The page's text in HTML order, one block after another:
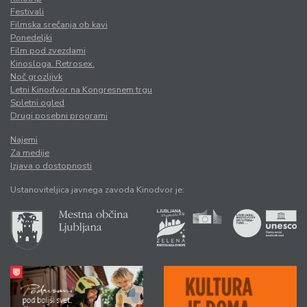
Festivali
Filmska srečanja ob kavi
Ponedeljki
Film pod zvezdami
Kinosloga. Retrosex.
Noč grozljivk
Letni Kinodvor na Kongresnem trgu
Spletni ogled
Drugi posebni programi
Najemi
Za medije
Izjava o dostopnosti
Ustanoviteljica javnega zavoda Kinodvor je: